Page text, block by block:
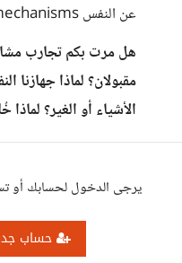
عن النفس Self- defense mechanisms".
هل مرت بكم تجارب
مقبولان؟ لماذا جهازنا
الأشياء أو الغير؟ لماذا
يرجى الدخول لحسابك أو
حساب